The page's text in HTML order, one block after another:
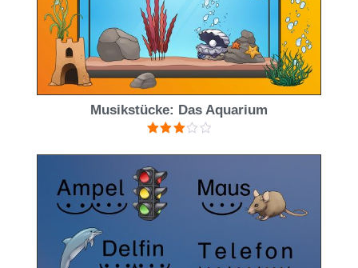
Musikstücke: Das Aquarium
mit
von 5